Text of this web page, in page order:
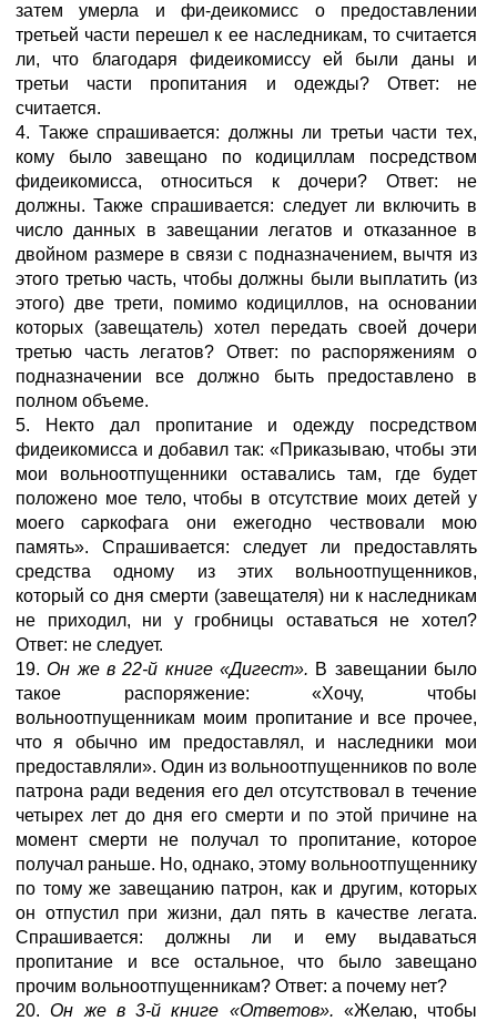
затем умерла и фи-деикомисс о предоставлении
третьей части перешел к ее наследникам, то считается
ли, что благодаря фидеикомиссу ей были даны и
третьи части пропитания и одежды? Ответ: не
считается.
4. Также спрашивается: должны ли третьи части тех,
кому было завещано по кодициллам посредством
фидеикомисса, относиться к дочери? Ответ: не
должны. Также спрашивается: следует ли включить в
число данных в завещании легатов и отказанное в
двойном размере в связи с подназначением, вычтя из
этого третью часть, чтобы должны были выплатить (из
этого) две трети, помимо кодициллов, на основании
которых (завещатель) хотел передать своей дочери
третью часть легатов? Ответ: по распоряжениям о
подназначении все должно быть предоставлено в
полном объеме.
5. Некто дал пропитание и одежду посредством
фидеикомисса и добавил так: «Приказываю, чтобы эти
мои вольноотпущенники оставались там, где будет
положено мое тело, чтобы в отсутствие моих детей у
моего саркофага они ежегодно чествовали мою
память». Спрашивается: следует ли предоставлять
средства одному из этих вольноотпущенников,
который со дня смерти (завещателя) ни к наследникам
не приходил, ни у гробницы оставаться не хотел?
Ответ: не следует.
19.Он же в 22-й книге «Дигест». В завещании было
такое распоряжение: «Хочу, чтобы
вольноотпущенникам моим пропитание и все прочее,
что я обычно им предоставлял, и наследники мои
предоставляли». Один из вольноотпущенников по воле
патрона ради ведения его дел отсутствовал в течение
четырех лет до дня его смерти и по этой причине на
момент смерти не получал то пропитание, которое
получал раньше. Но, однако, этому вольноотпущеннику
по тому же завещанию патрон, как и другим, которых
он отпустил при жизни, дал пять в качестве легата.
Спрашивается: должны ли и ему выдаваться
пропитание и все остальное, что было завещано
прочим вольноотпущенникам? Ответ: а почему нет?
20.Он же в 3-й книге «Ответов». «Желаю, чтобы